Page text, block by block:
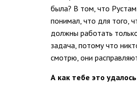
была? В том, что
понимал, что для того,
должны работать
задача, потому что
смотрю, они
А как тебе это